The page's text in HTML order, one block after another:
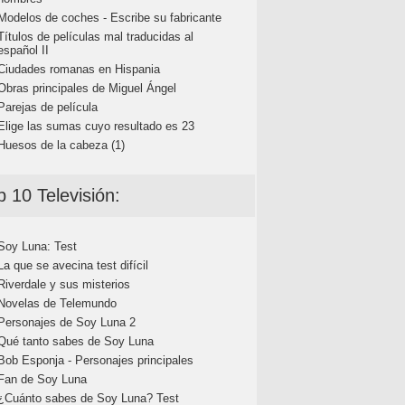
de coches - Escribe su fabricante
de películas mal traducidas al
II
romanas en Hispania
principales de Miguel Ángel
de película
las sumas cuyo resultado es 23
de la cabeza (1)
10 Televisión:
Luna: Test
que se avecina test difícil
y sus misterios
de Telemundo
de Soy Luna 2
tanto sabes de Soy Luna
Esponja - Personajes principales
de Soy Luna
sabes de Soy Luna? Test